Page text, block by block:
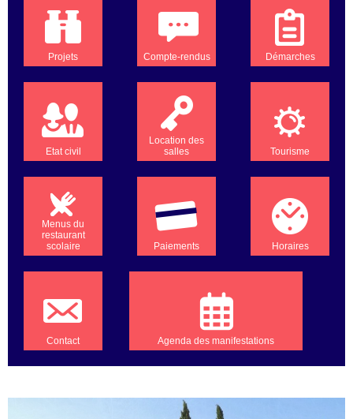
Projets Compte-rendus Démarches
Etat civil
Location des
salles
Tourisme
Menus du
restaurant
scolaire
Paiements Horaires
Contact Agenda des manifestations